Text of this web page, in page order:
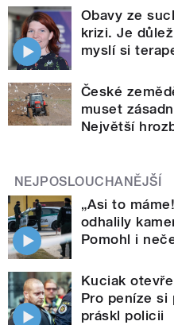
Obavy ze
krizi. Je
myslí si
České
muset
Největší
NEJPOSLOUCHANĚJŠÍ
„Asi to
odhalily
Pomohl i
Kuciak
Pro peníze si
práskl policii